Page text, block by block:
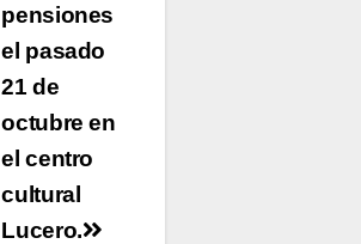
pensiones
el pasado
21 de
octubre en
el centro
cultural
Lucero.